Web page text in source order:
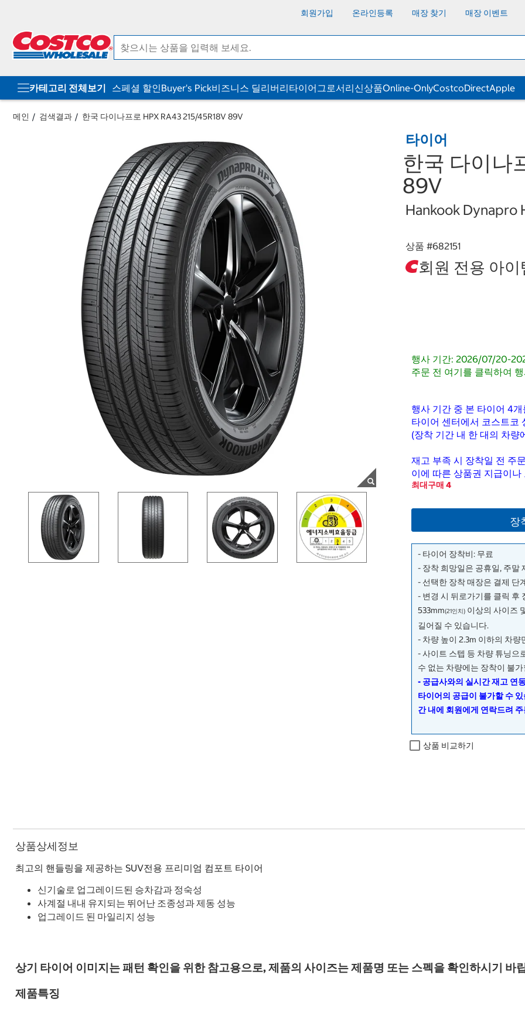
회원가입 온라인등록 매장 찾기 매장 이벤트
카테고리 전체보기 스페셜 할인Buyer's Pick비즈니스 딜리버리타이어그로서리신상품Online-OnlyCostcoDirectApple
메인 검색결과 한국 다이나프로 HPX RA43 215/45R18V 89V
타이어
한국 다이나
89V
Hankook Dynapro
상품 #682151
회원 전용 아이
행사 기간: 2026/07/20-
주문 전 여기를 클릭하여
행사 기간 중 본 타이어 4
타이어 센터에서 코스트코
(장착 기간 내 한 대의 차량
재고 부족 시 장착일 전 주
이에 따른 상품권 지급이
최대구매 4
장
- 타이어 장착비: 무료
- 장착 희망일은 공휴일, 주말
- 선택한 장착 매장은 결제 단
- 변경 시 뒤로가기를 클릭 후
533mm(21인치) 이상의 사이즈
길어질 수 있습니다.
- 차량 높이 2.3m 이하의 차량
- 사이트 스텝 등 차량 튜닝으
수 없는 차량에는 장착이 불
- 공급사와의 실시간 재고 연
타이어의 공급이 불가할 수
간 내에 회원에게 연락드려
상품 비교하기
상품상세정보
최고의 핸들링을 제공하는 SUV전용 프리미엄 컴포트 타이어
신기술로 업그레이드된 승차감과 정숙성
사계절 내내 유지되는 뛰어난 조종성과 제동 성능
업그레이드 된 마일리지 성능
상기 타이어 이미지는 패턴 확인을 위한 참고용으로, 제품의 사이즈는 제품명 또는 스펙을 확인하시기 바
제품특징